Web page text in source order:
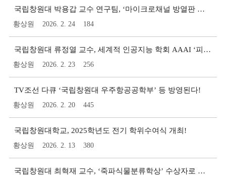
국립창원대 박용갑 교수 연구팀, ‘마이크로채널 방열판 유동비등 AI 예측 기술’ 개발!
황상원 2026. 2. 24 184
국립창원대 류정열 교수, 세계적 인공지능 학회 AAAI ‘피플스 초이스 어워드’ 수상!
황상원 2026. 2. 23 256
TV조선 다큐 ‘국립창원대 우주항공공학부’ 등 방영된다!
황상원 2026. 2. 20 445
국립창원대학교, 2025학년도 전기 학위수여식 개최!
황상원 2026. 2. 13 380
국립창원대 최혁재 교수, ‘죽파식물분류학상’ 수상자로 선정됐다!